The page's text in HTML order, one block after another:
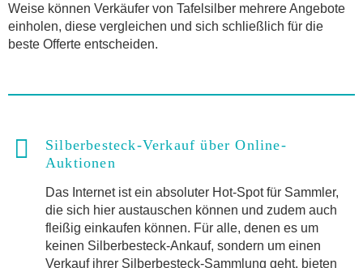
Weise können Verkäufer von Tafelsilber mehrere Angebote
einholen, diese vergleichen und sich schließlich für die
beste Offerte entscheiden.
Silberbesteck-Verkauf über Online-
Auktionen
Das Internet ist ein absoluter Hot-Spot für Sammler,
die sich hier austauschen können und zudem auch
fleißig einkaufen können. Für alle, denen es um
keinen Silberbesteck-Ankauf, sondern um einen
Verkauf ihrer Silberbesteck-Sammlung geht, bieten